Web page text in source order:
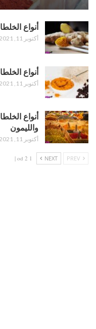
أنواع
أكتوبر 11, 2021
أنواع
أكتوبر 11, 2021
أنواع
والليمون
أكتوبر 11, 2021
NEXT
1 od 2 |